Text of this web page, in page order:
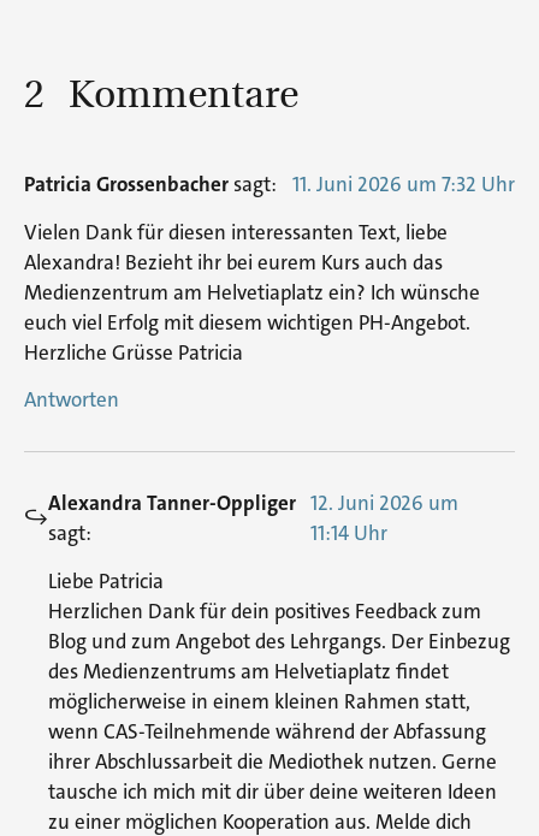
2 Kommentare
Patricia Grossenbachersagt:
11. Juni 2026 um 7:32 Uhr
Vielen Dank für diesen interessanten Text, liebe
Alexandra! Bezieht ihr bei eurem Kurs auch das
Medienzentrum am Helvetiaplatz ein? Ich wünsche
euch viel Erfolg mit diesem wichtigen PH-Angebot.
Herzliche Grüsse Patricia
Antworten
Alexandra Tanner-Oppliger
sagt:
12. Juni 2026 um
11:14 Uhr
Liebe Patricia
Herzlichen Dank für dein positives Feedback zum
Blog und zum Angebot des Lehrgangs. Der Einbezug
des Medienzentrums am Helvetiaplatz findet
möglicherweise in einem kleinen Rahmen statt,
wenn CAS-Teilnehmende während der Abfassung
ihrer Abschlussarbeit die Mediothek nutzen. Gerne
tausche ich mich mit dir über deine weiteren Ideen
zu einer möglichen Kooperation aus. Melde dich